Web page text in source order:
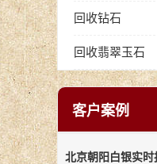
回收钻石
回收翡翠玉石
客户案例
北京朝阳白银实时